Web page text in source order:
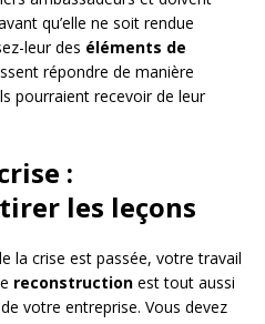
qu’elle ne soit rendue
leur des éléments de
répondre de manière
pourraient recevoir de leur
:
les leçons
la crise est passée, votre travail
reconstruction est tout aussi
votre entreprise. Vous devez